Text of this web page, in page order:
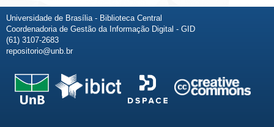
Universidade de Brasília - Biblioteca Central
Coordenadoria de Gestão da Informação Digital - GID
(61) 3107-2683
repositorio@unb.br